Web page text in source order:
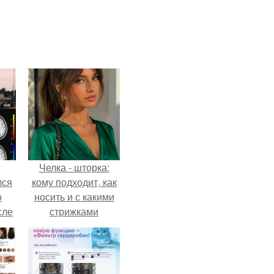
Челка - шторка:
кому подходит, как
носить и с какими
стрижками
сочетать.